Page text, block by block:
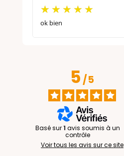
ok bien
5/5
Basé sur1 avis soumis à un
contrôle
Voir tous les avis sur ce site